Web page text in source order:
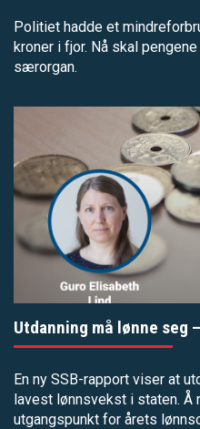
Politiet hadde et
kroner i fjor. Nå skal
særorgan.
Utdanning må lønne seg
En ny SSB-rapport viser at
lavest lønnsvekst i staten.
utgangspunkt for årets